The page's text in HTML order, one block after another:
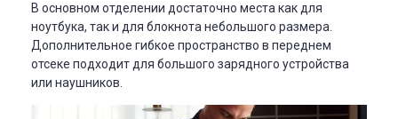
В основном отделении достаточно места как для
ноутбука, так и для блокнота небольшого размера.
Дополнительное гибкое пространство в переднем
отсеке подходит для большого зарядного устройства
или наушников.